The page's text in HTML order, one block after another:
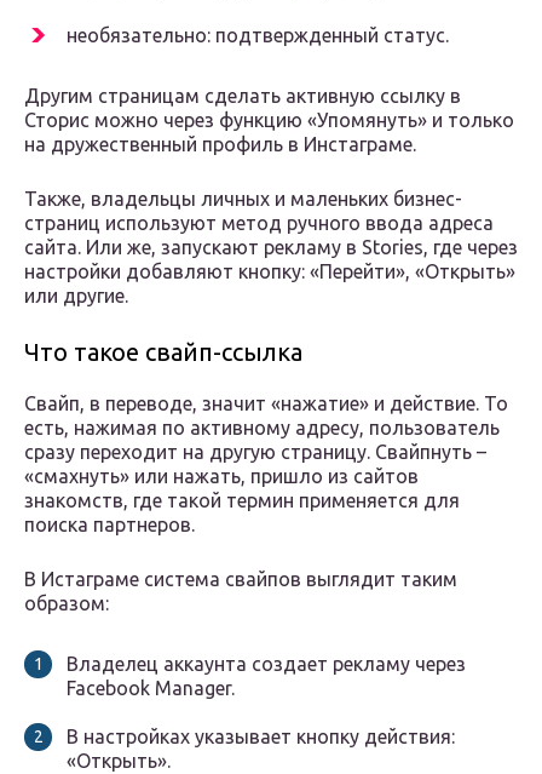
необязательно: подтвержденный статус.
Другим страницам сделать активную ссылку в
Сторис можно через функцию «Упомянуть» и только
на дружественный профиль в Инстаграме.
Также, владельцы личных и маленьких бизнес-
страниц используют метод ручного ввода адреса
сайта. Или же, запускают рекламу в Stories, где через
настройки добавляют кнопку: «Перейти», «Открыть»
или другие.
Что такое свайп-ссылка
Свайп, в переводе, значит «нажатие» и действие. То
есть, нажимая по активному адресу, пользователь
сразу переходит на другую страницу. Свайпнуть –
«смахнуть» или нажать, пришло из сайтов
знакомств, где такой термин применяется для
поиска партнеров.
В Истаграме система свайпов выглядит таким
образом:
Владелец аккаунта создает рекламу через
Facebook Manager.
В настройках указывает кнопку действия:
«Открыть».